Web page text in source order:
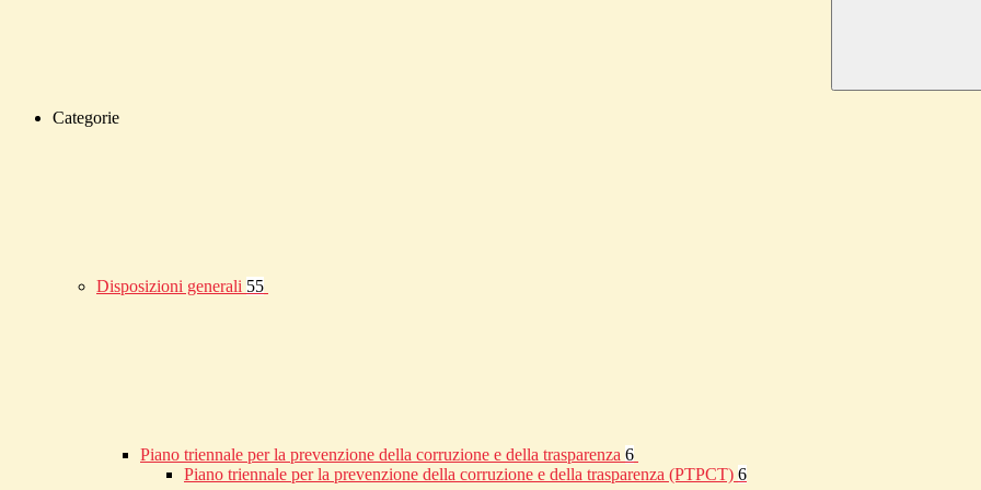
Categorie
Disposizioni generali 55
Piano triennale per la prevenzione della corruzione e della trasparenza 6
Piano triennale per la prevenzione della corruzione e della trasparenza (PTPCT) 6